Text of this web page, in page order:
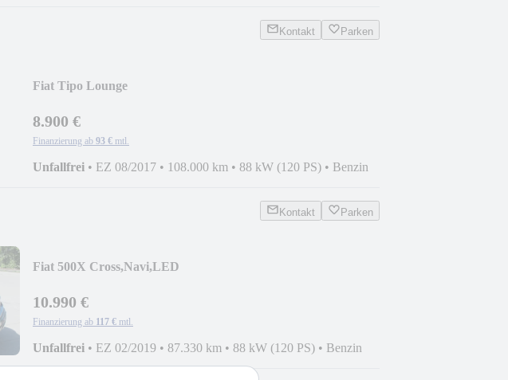
Kontakt Parken
Fiat Tipo Lounge
8.900 €
Finanzierung ab 93 € mtl.
Unfallfrei • EZ 08/2017 • 108.000 km • 88 kW (120 PS) • Benzin
Kontakt Parken
Fiat 500X Cross,Navi,LED
10.990 €
Finanzierung ab 117 € mtl.
Unfallfrei • EZ 02/2019 • 87.330 km • 88 kW (120 PS) • Benzin